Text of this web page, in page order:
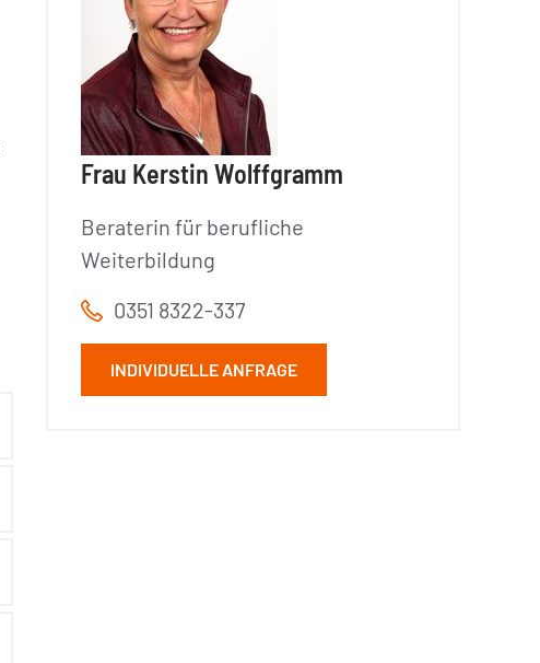
Frau Kerstin Wolffgramm
Beraterin für berufliche
Weiterbildung
0351 8322-337
INDIVIDUELLE ANFRAGE